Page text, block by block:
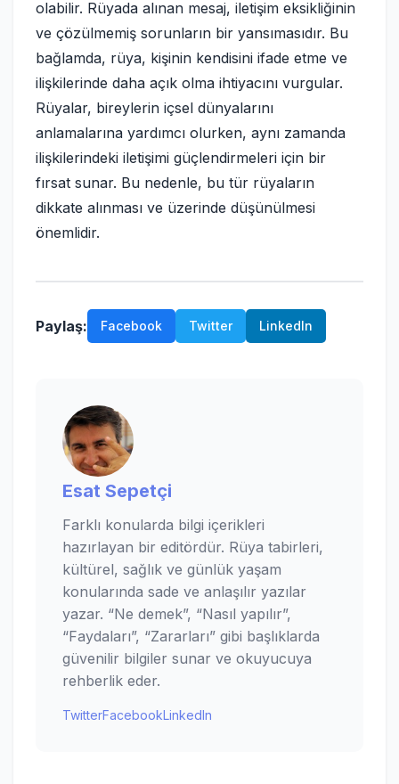
olabilir. Rüyada alınan mesaj, iletişim eksikliğinin
ve çözülmemiş sorunların bir yansımasıdır. Bu
bağlamda, rüya, kişinin kendisini ifade etme ve
ilişkilerinde daha açık olma ihtiyacını vurgular.
Rüyalar, bireylerin içsel dünyalarını
anlamalarına yardımcı olurken, aynı zamanda
ilişkilerindeki iletişimi güçlendirmeleri için bir
fırsat sunar. Bu nedenle, bu tür rüyaların
dikkate alınması ve üzerinde düşünülmesi
önemlidir.
Paylaş: Facebook Twitter LinkedIn
Esat Sepetçi
Farklı konularda bilgi içerikleri
hazırlayan bir editördür. Rüya tabirleri,
kültürel, sağlık ve günlük yaşam
konularında sade ve anlaşılır yazılar
yazar. “Ne demek”, “Nasıl yapılır”,
“Faydaları”, “Zararları” gibi başlıklarda
güvenilir bilgiler sunar ve okuyucuya
rehberlik eder.
TwitterFacebookLinkedIn